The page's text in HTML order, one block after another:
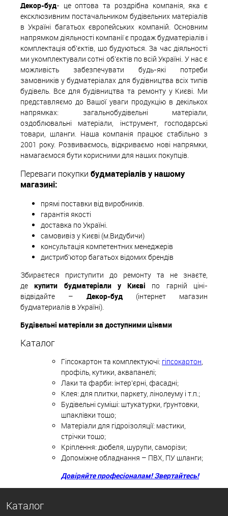
Декор-буд- це оптова та роздрібна компанія, яка є
ексклюзивним постачальником будівельних матеріалів
в Україні багатьох європейських компаній. Основним
напрямком діяльності компанії є продаж будматеріалів і
комплектація об'єктів, що будуються. За час діяльності
ми укомплектували сотні об'єктів по всій Україні. У нас є
можливість забезпечувати будь-які потреби
замовників у будматеріалах для будівництва всіх типів
будівель. Все для будівництва та ремонту у Києві. Ми
представляємо до Вашої уваги продукцію в декількох
напрямках: загальнобудівельні матеріали,
оздоблювальні матеріали, інструмент, господарські
товари, шланги. Наша компанія працює стабільно з
2001 року. Розвиваємось, відкриваємо нові напрямки,
намагаємося бути корисними для наших покупців.
Переваги покупки будматеріалів у нашому
магазині:
прямі поставки від виробників.
гарантія якості
доставка по Україні.
самовивіз у Києві (м.Видубичи)
консультація компетентних менеджерів
дистриб'ютор багатьох відомих брендів
Збираєтеся приступити до ремонту та не знаєте,
де
купити будматеріали у Києві по гарній ціні-
відвідайте – Декор-буд (інтернет магазин
будматериалів в Україні).
Будівельні матеріали за доступними цінами
Каталог
Гіпсокартон та комплектуючі: гіпсокартон,
профіль, кутики, аквапанелі;
Лаки та фарби: інтер'єрні, фасадні;
Клея: для плитки, паркету, лінолеуму і т.п.;
Будівельні суміші: штукатурки, ґрунтовки,
шпаклівки тощо;
Матеріали для гідроізоляції: мастики,
стрічки тощо;
Кріплення: дюбеля, шурупи, саморізи;
Допоміжне обладнання – ПВХ, ПУ шланги;
Довіряйте професіоналам! Звертайтесь!
Каталог